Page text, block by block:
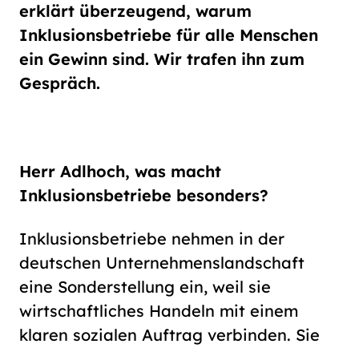
Schriftgröße
normal
groß
erklärt überzeugend, warum
Inklusions­betriebe für alle Menschen
ein Gewinn sind. Wir trafen ihn zum
Gespräch.
Herr Adlhoch, was macht
Inklusionsbetriebe besonders?
Inklusionsbetriebe nehmen in der
deutschen Unternehmenslandschaft
eine Sonderstellung ein, weil sie
wirtschaftliches Handeln mit einem
klaren sozialen Auftrag verbinden. Sie